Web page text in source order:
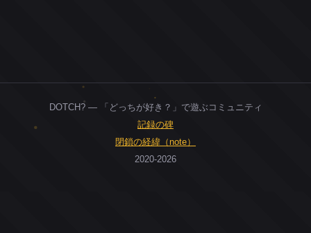
DOTCH? — 「どっちが好き？」で遊ぶコミュニティ
記録の碑
閉鎖の経緯（note）
2020-2026